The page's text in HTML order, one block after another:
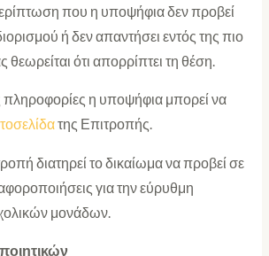
που η υποψήφια δεν προβεί
ή δεν απαντήσει εντός της πιο
ότι απορρίπτει τη θέση.
πληροφορίες η υποψήφια μπορεί να
της Επιτροπής.
διατηρεί το δικαίωμα να προβεί σε
για την εύρυθμη
μονάδων.